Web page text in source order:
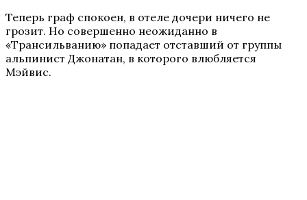
Теперь граф спокоен, в отеле дочери ничего не
грозит. Но совершенно неожиданно в
«Трансильванию» попадает отставший от группы
альпинист Джонатан, в которого влюбляется
Мэйвис.